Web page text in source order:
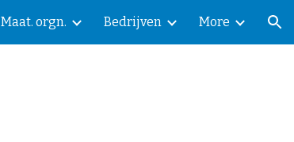
Maat. orgn. Bedrijven More